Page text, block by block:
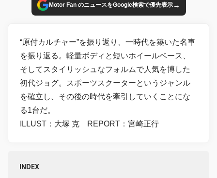
Motor Fan のニュースをGoogle検索で優先表示→
“原付カルチャー”を振り返り、一時代を築いた名車
を振り返る。軽量ボディと短いホイールベース、
そしてスタイリッシュなフォルムで人気を博した
初代ジョグ。スポーツスクーターというジャンル
を確立し、その後の時代を牽引していくことにな
る1台だ。
ILLUST：大塚 克 REPORT：宮崎正行
INDEX